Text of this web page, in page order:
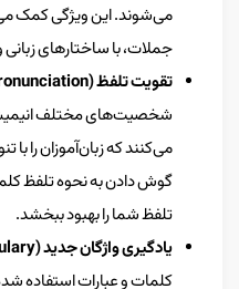
می‌شوند. این ویژگی کمک
جملات، با ساختارهای
تقویت تلفظ (Pronunciation):
شخصیت‌های مختلف
می‌کنند که زبان‌آموزان را
گوش دادن به نحوه تلفظ
تلفظ شما را بهبود ببخشد.
یادگیری واژگان جدید (Vocabulary):
کلمات و عبارات استفاده